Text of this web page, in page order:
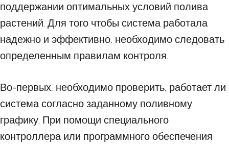
поддержании оптимальных условий полива
растений. Для того чтобы система работала
надежно и эффективно, необходимо следовать
определенным правилам контроля.
Во-первых, необходимо проверить, работает ли
система согласно заданному поливному
графику. При помощи специального
контроллера или программного обеспечения